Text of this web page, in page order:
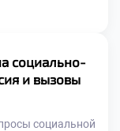
карьерные
техникуме
который
[…]
социально-
и вызовы
социальной